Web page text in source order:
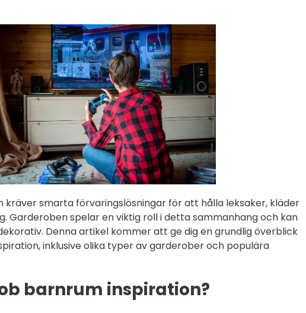
kräver smarta förvaringslösningar för att hålla leksaker, kläder
Garderoben spelar en viktig roll i detta sammanhang och kan
Denna artikel kommer att ge dig en grundlig överblick
inklusive olika typer av garderober och populära
barnrum inspiration?